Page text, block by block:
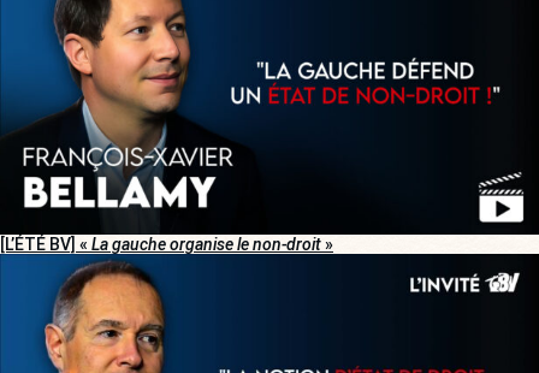
[L’ÉTÉ BV] « La gauche organise le non-droit»